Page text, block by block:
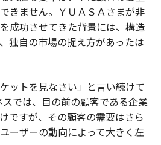
きません。ＹＵＡＳＡさまが非
成功させてきた背景には、構造
独自の市場の捉え方があったは
ットを見なさい」と言い続けて
では、目の前の顧客である企業
ですが、その顧客の需要はさら
ーザーの動向によって大きく左